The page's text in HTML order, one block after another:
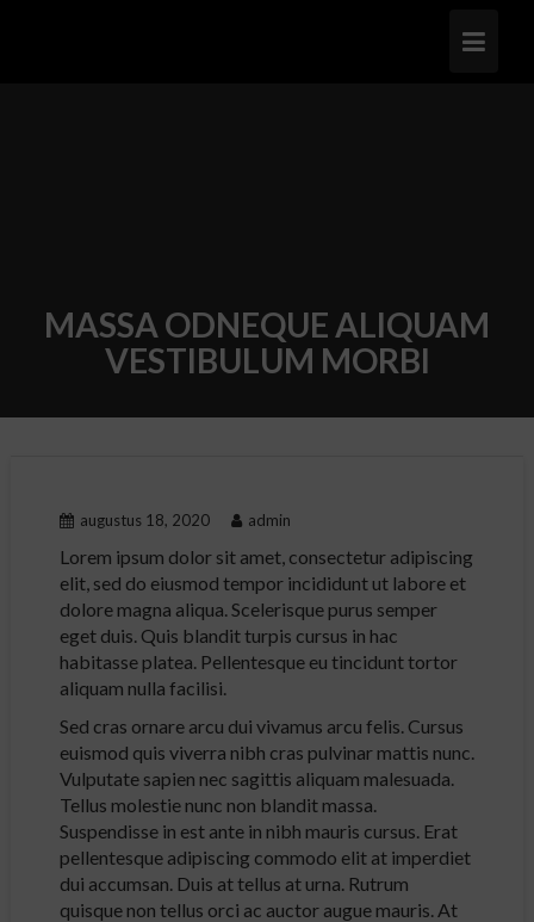
MASSA ODNEQUE ALIQUAM
VESTIBULUM MORBI
augustus 18, 2020 admin
Lorem ipsum dolor sit amet, consectetur adipiscing
elit, sed do eiusmod tempor incididunt ut labore et
dolore magna aliqua. Scelerisque purus semper
eget duis. Quis blandit turpis cursus in hac
habitasse platea. Pellentesque eu tincidunt tortor
aliquam nulla facilisi.
Sed cras ornare arcu dui vivamus arcu felis. Cursus
euismod quis viverra nibh cras pulvinar mattis nunc.
Vulputate sapien nec sagittis aliquam malesuada.
Tellus molestie nunc non blandit massa.
Suspendisse in est ante in nibh mauris cursus. Erat
pellentesque adipiscing commodo elit at imperdiet
dui accumsan. Duis at tellus at urna. Rutrum
quisque non tellus orci ac auctor augue mauris. At